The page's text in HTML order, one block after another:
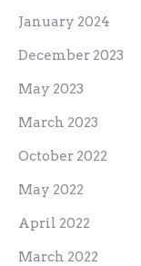
January 2024
December 2023
May 2023
March 2023
October 2022
May 2022
April 2022
March 2022